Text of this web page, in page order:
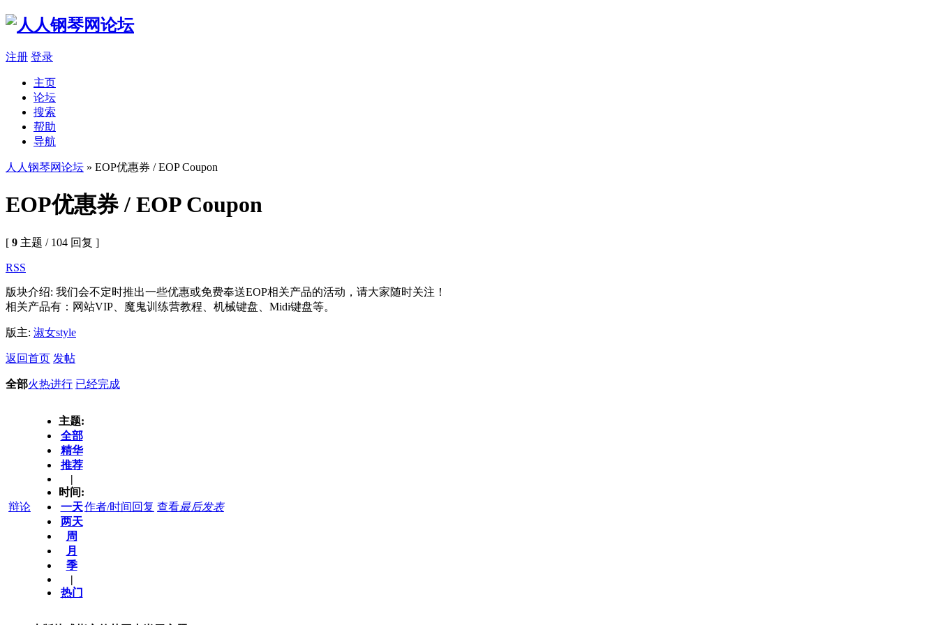
注册 登录
主页
论坛
搜索
帮助
导航
人人钢琴网论坛 » EOP优惠券 / EOP Coupon
EOP优惠券 / EOP Coupon
[ 9 主题 / 104 回复 ]
RSS
版块介绍: 我们会不定时推出一些优惠或免费奉送EOP相关产品的活动，请大家随时关注！
相关产品有：网站VIP、魔鬼训练营教程、机械键盘、Midi键盘等。
版主: 淑女style
返回首页 发帖
全部火热进行 已经完成
辩论
主题:
全部
精华
推荐
|
时间:
一天
两天
周
月
季
|
热门
作者/时间 回复 查看最后发表